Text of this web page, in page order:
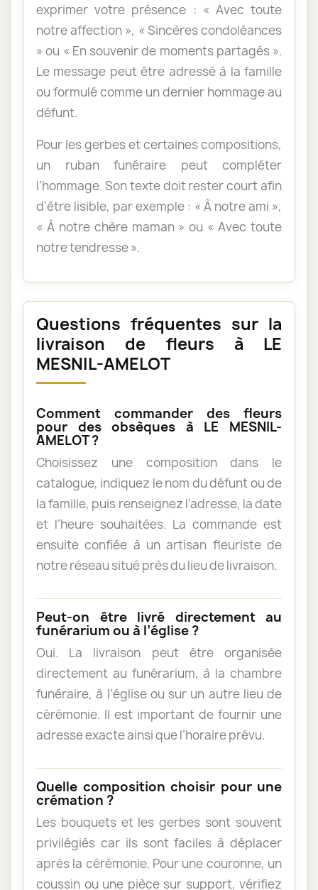
exprimer votre présence : « Avec toute
notre affection », « Sincères condoléances
» ou « En souvenir de moments partagés ».
Le message peut être adressé à la famille
ou formulé comme un dernier hommage au
défunt.
Pour les gerbes et certaines compositions,
un ruban funéraire peut compléter
l’hommage. Son texte doit rester court afin
d’être lisible, par exemple : « À notre ami »,
« À notre chère maman » ou « Avec toute
notre tendresse ».
Questions fréquentes sur la
livraison de fleurs à LE
MESNIL-AMELOT
Comment commander des fleurs
pour des obsèques à LE MESNIL-
AMELOT ?
Choisissez une composition dans le
catalogue, indiquez le nom du défunt ou de
la famille, puis renseignez l’adresse, la date
et l’heure souhaitées. La commande est
ensuite confiée à un artisan fleuriste de
notre réseau situé près du lieu de livraison.
Peut-on être livré directement au
funérarium ou à l’église ?
Oui. La livraison peut être organisée
directement au funérarium, à la chambre
funéraire, à l’église ou sur un autre lieu de
cérémonie. Il est important de fournir une
adresse exacte ainsi que l’horaire prévu.
Quelle composition choisir pour une
crémation ?
Les bouquets et les gerbes sont souvent
privilégiés car ils sont faciles à déplacer
après la cérémonie. Pour une couronne, un
coussin ou une pièce sur support, vérifiez